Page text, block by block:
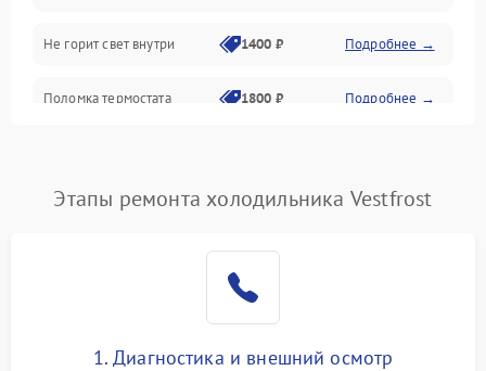
Не горит свет внутри 1400 ₽ Подробнее →
Поломка термостата 1800 ₽ Подробнее →
Поломка системы No Frost 2600 ₽ Подробнее →
Этапы ремонта холодильника Vestfrost
1. Диагностика и внешний осмотр